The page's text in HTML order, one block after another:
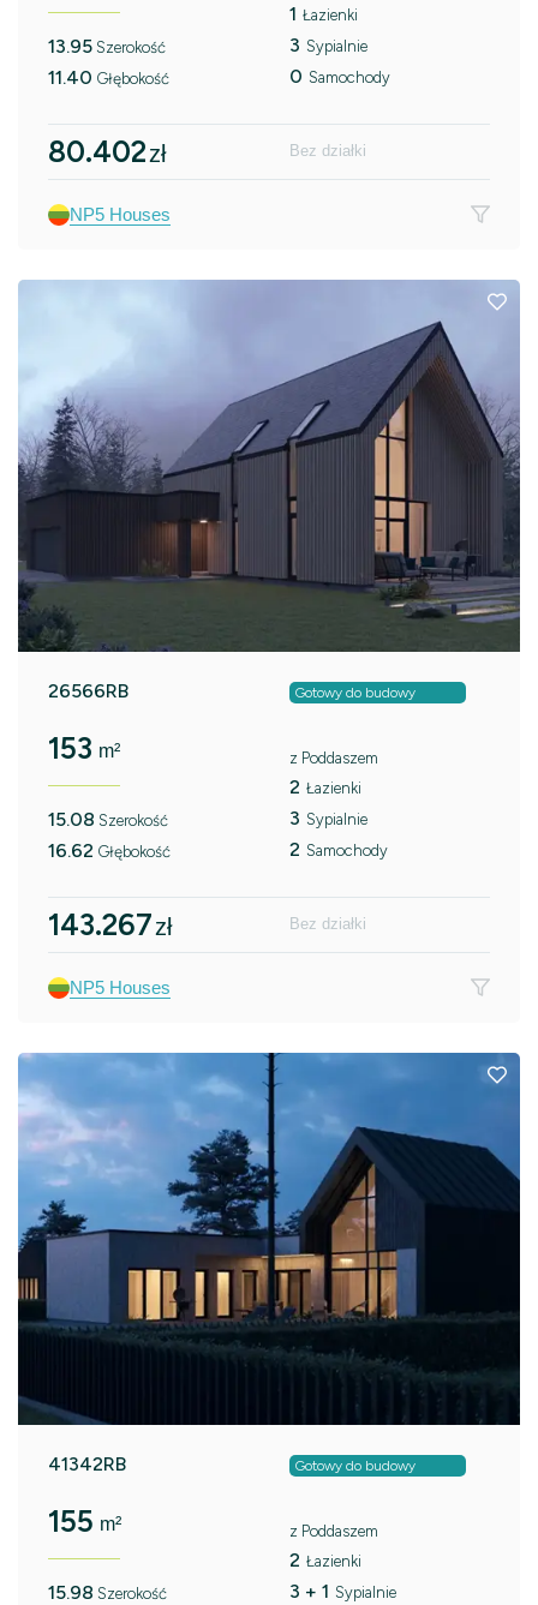
13.95 Szerokość
11.40 Głębokość
1 Łazienki
3 Sypialnie
0 Samochody
80.402zł Bez działki
NP5 Houses
26566RB Gotowy do budowy
153 m²
15.08 Szerokość
16.62 Głębokość
z Poddaszem
2 Łazienki
3 Sypialnie
2 Samochody
143.267zł Bez działki
NP5 Houses
41342RB Gotowy do budowy
155 m²
15.98 Szerokość
z Poddaszem
2 Łazienki
3 + 1 Sypialnie